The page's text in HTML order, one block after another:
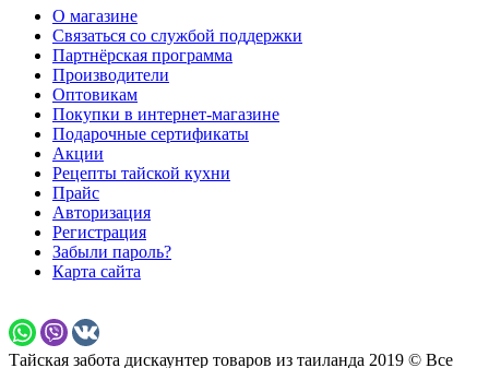
О магазине
Связаться со службой поддержки
Партнёрская программа
Производители
Оптовикам
Покупки в интернет-магазине
Подарочные сертификаты
Акции
Рецепты тайской кухни
Прайс
Авторизация
Регистрация
Забыли пароль?
Карта сайта
Тайская забота дискаунтер товаров из таиланда 2019 © Все